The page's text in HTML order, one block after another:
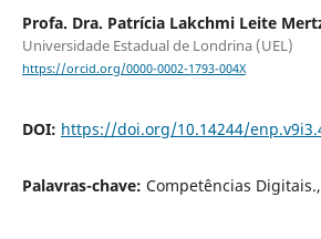
Profa. Dra. Patrícia Lakchmi Leite
Universidade Estadual de Londrina (UEL)
https://orcid.org/0000-0002-1793-004X
DOI: https://doi.org/10.14244/
Palavras-chave: Competências